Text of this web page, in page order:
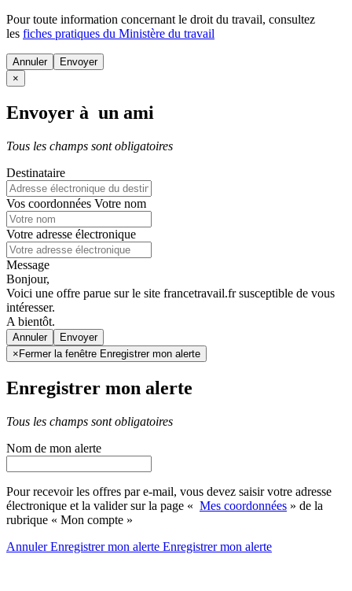
Pour toute information concernant le droit du travail, consultez
les fiches pratiques du Ministère du travail
Annuler
×
Envoyer à un ami
Tous les champs sont obligatoires
Destinataire
Vos coordonnées Votre nom
Votre adresse électronique
Message
Bonjour,
Voici une offre parue sur le site francetravail.fr susceptible de vous
intéresser.
A bientôt.
Annuler
× Fermer la fenêtre Enregistrer mon alerte
Enregistrer mon alerte
Tous les champs sont obligatoires
Nom de mon alerte
Pour recevoir les offres par e-mail, vous devez saisir votre adresse
électronique et la valider sur la page « Mes coordonnées » de la
rubrique « Mon compte »
AnnulerEnregistrer mon alerte Enregistrermon alerte